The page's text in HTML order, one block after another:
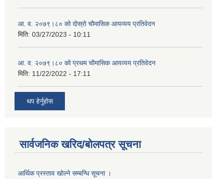
आ. व. २०७९।८० को दोस्रो चौमासिक आयव्यय प्रतिवेदन
मिति: 03/27/2023 - 10:11
आ. व. २०७९।८० को प्रथम चौमासिक आयव्यय प्रतिवेदन
मिति: 11/22/2022 - 17:11
थप हेर्नुहोस
सार्वजनिक खरिद/बोलपत्र सूचना
आर्थिक प्रस्ताव खोल्ने सम्बन्धि सूचना ।